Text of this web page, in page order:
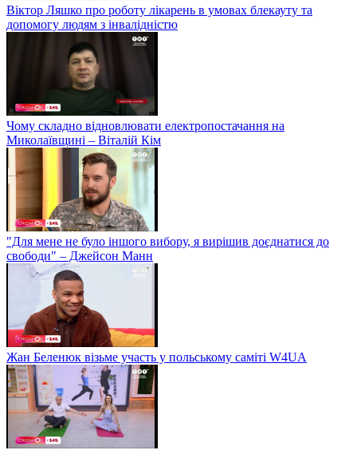
Віктор Ляшко про роботу лікарень в умовах блекауту та
допомогу людям з інвалідністю
Чому складно відновлювати електропостачання на
Миколаївщині – Віталій Кім
"Для мене не було іншого вибору, я вирішив доєднатися до
свободи" – Джейсон Манн
Жан Беленюк візьме участь у польському саміті W4UA